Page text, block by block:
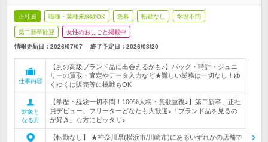
正社員 職種・業種未経験OK 急募 転勤なし 学歴不問
第二新卒歓迎 女性のおしごと掲載中
情報更新日：2026/07/07 終了予定日： 2026/08/20
仕事内容
【あの高級ブランド品に出会えるかも♪】バッグ・時計・ジュエ
リーの買取・査定やデータ入力など★難しい業務は一切なし！ゆ
くゆくは販売等に挑戦もOK
対象と
なる方
【学歴・経験一切不問！100%人柄・意欲重視♪】第二新卒、正社
員デビュー、フリーターどなたも大歓迎♪「ブランド品を見るの
が好き」な方にピッタリ♪
【転勤なし】 ★神奈川県(横浜市/川崎市)にあるいずれかの店舗で